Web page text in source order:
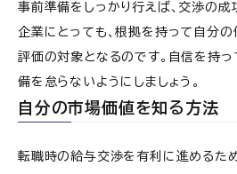
事前準備をしっかり行えば、交渉の成
企業にとっても、根拠を持って自分
評価の対象となるのです。自信を持っ
備を怠らないようにしましょう。
自分の市場価値を知る方法
転職時の給与交渉を有利に進めるた